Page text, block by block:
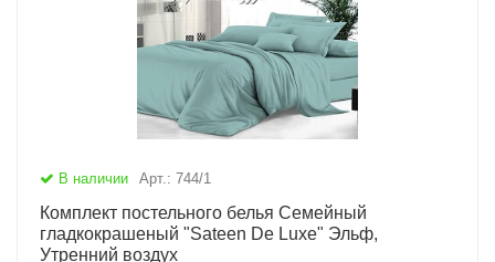
В наличии Арт.: 744/1
Комплект постельного белья Семейный
гладкокрашеный "Sateen De Luxe" Эльф,
Утренний воздух